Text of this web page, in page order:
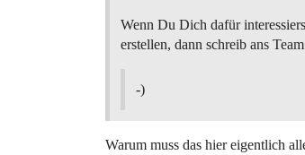
Wenn Du Dich dafür
erstellen, dann schreib ans
-)
Warum muss das hier eigentlich